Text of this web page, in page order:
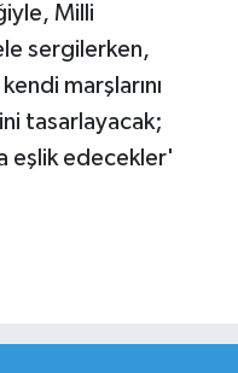
Milli
sergilerken,
marşlarını
tasarlayacak;
eşlik edecekler'